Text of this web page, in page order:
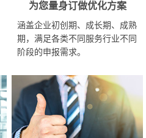
为您量身订做优化方案
涵盖企业初创期、成长期、成熟
期，满足各类不同服务行业不同
阶段的申报需求。